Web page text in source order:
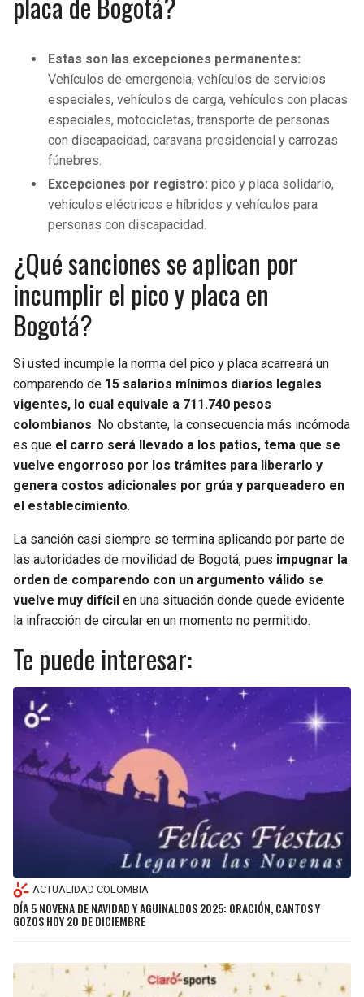
Estas son las excepciones permanentes:
Vehículos de emergencia, vehículos de servicios
especiales, vehículos de carga, vehículos con placas
especiales, motocicletas, transporte de personas
con discapacidad, caravana presidencial y carrozas
fúnebres.
Excepciones por registro: pico y placa solidario,
vehículos eléctricos e híbridos y vehículos para
personas con discapacidad.
¿Qué sanciones se aplican por
incumplir el pico y placa en
Bogotá?
Si usted incumple la norma del pico y placa acarreará un
comparendo de 15 salarios mínimos diarios legales
vigentes, lo cual equivale a 711.740 pesos
colombianos. No obstante, la consecuencia más incómoda
es que el carro será llevado a los patios, tema que se
vuelve engorroso por los trámites para liberarlo y
genera costos adicionales por grúa y parqueadero en
el establecimiento.
La sanción casi siempre se termina aplicando por parte de
las autoridades de movilidad de Bogotá, pues impugnar la
orden de comparendo con un argumento válido se
vuelve muy difícil en una situación donde quede evidente
la infracción de circular en un momento no permitido.
Te puede interesar:
ACTUALIDAD COLOMBIA
DÍA 5 NOVENA DE NAVIDAD Y AGUINALDOS 2025: ORACIÓN, CANTOS Y
GOZOS HOY 20 DE DICIEMBRE